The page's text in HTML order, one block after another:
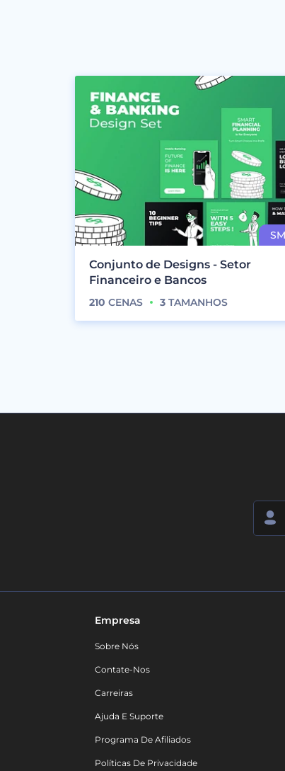
Conjunto de Designs - Setor
Financeiro e Bancos
210 CENAS 3 TAMANHOS
Empresa
Sobre Nós
Contate-Nos
Carreiras
Ajuda E Suporte
Programa De Afiliados
Políticas De Privacidade